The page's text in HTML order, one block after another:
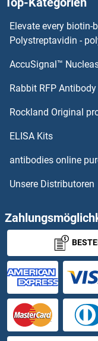
CAB39 Antikörper
CA9 Antikörper
CA8 Antikörper
CACNA1H Antikörper
CACNA1S
CACNA2D1
CACNA2D2
CACNA2D3
CACNA2D4
CACNB1 Antikörper
CACNB2 Antikörper
Elevate every
Polystreptavidin -
AccuSignal™
Rabbit RFP Antibody
Rockland Original
ELISA Kits
antibodies online
Unsere Distributoren